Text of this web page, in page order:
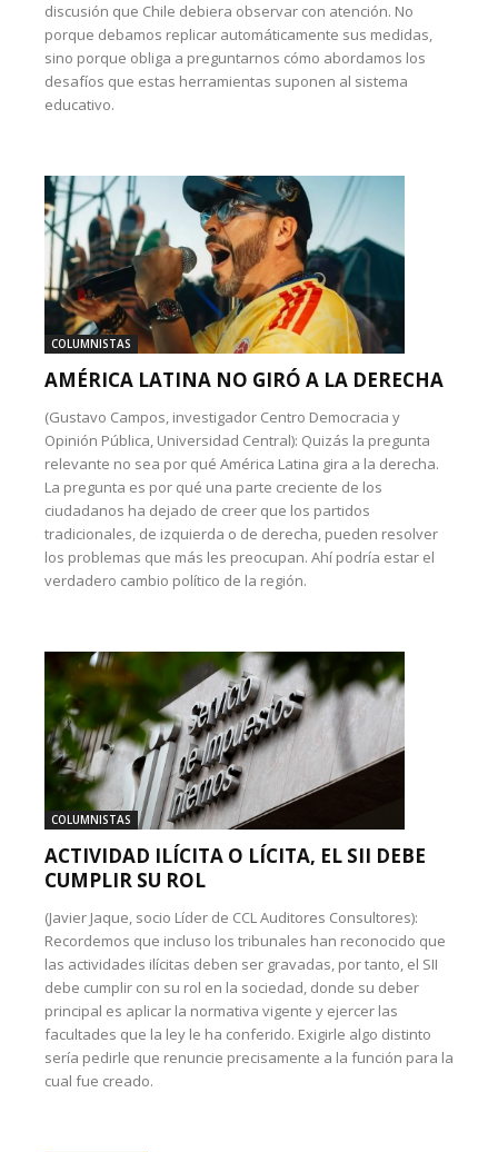
discusión que Chile debiera observar con atención. No
porque debamos replicar automáticamente sus medidas,
sino porque obliga a preguntarnos cómo abordamos los
desafíos que estas herramientas suponen al sistema
educativo.
COLUMNISTAS
AMÉRICA LATINA NO GIRÓ A LA DERECHA
(Gustavo Campos, investigador Centro Democracia y
Opinión Pública, Universidad Central): Quizás la pregunta
relevante no sea por qué América Latina gira a la derecha.
La pregunta es por qué una parte creciente de los
ciudadanos ha dejado de creer que los partidos
tradicionales, de izquierda o de derecha, pueden resolver
los problemas que más les preocupan. Ahí podría estar el
verdadero cambio político de la región.
COLUMNISTAS
ACTIVIDAD ILÍCITA O LÍCITA, EL SII DEBE
CUMPLIR SU ROL
(Javier Jaque, socio Líder de CCL Auditores Consultores):
Recordemos que incluso los tribunales han reconocido que
las actividades ilícitas deben ser gravadas, por tanto, el SII
debe cumplir con su rol en la sociedad, donde su deber
principal es aplicar la normativa vigente y ejercer las
facultades que la ley le ha conferido. Exigirle algo distinto
sería pedirle que renuncie precisamente a la función para la
cual fue creado.